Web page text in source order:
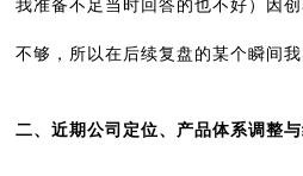
我准备不足当时回答的也不好）因
不够，所以在后续复盘的某个瞬间我
二、近期公司定位、产品体系调整与